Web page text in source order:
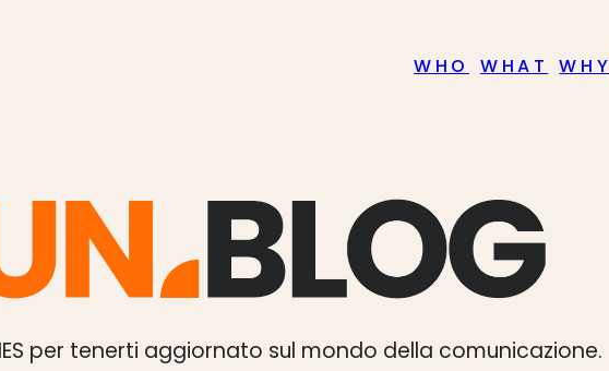
WHO WHAT WHY
per tenerti aggiornato sul mondo della comunicazione.